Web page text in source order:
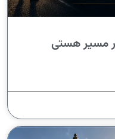
مسیر هستی